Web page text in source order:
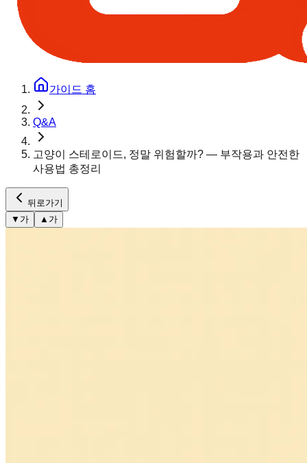
가이드 홈
Q&A
고양이 스테로이드, 정말 위험할까? — 부작용과 안전한
사용법 총정리
뒤로가기
▼ 가 ▲ 가